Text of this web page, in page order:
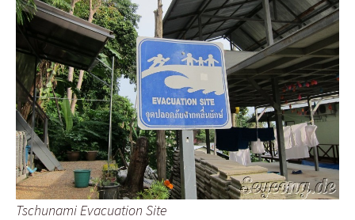
Tschunami Evacuation Site